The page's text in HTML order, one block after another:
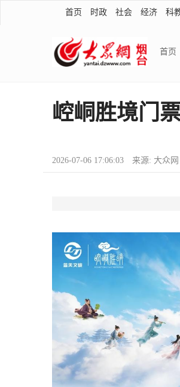
首页 时政 社会 经济 科
首页
崆峒胜境门
2026-07-06 17:06:03 来源: 大众